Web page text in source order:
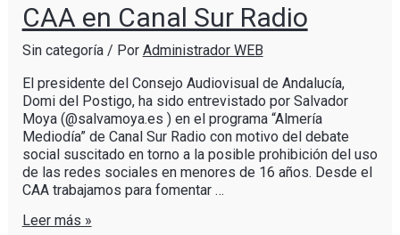
CAA en Canal Sur Radio
Sin categoría/ Por Administrador WEB
El presidente del Consejo Audiovisual de Andalucía,
Domi del Postigo, ha sido entrevistado por Salvador
Moya (@salvamoya.es ) en el programa “Almería
Mediodía” de Canal Sur Radio con motivo del debate
social suscitado en torno a la posible prohibición del uso
de las redes sociales en menores de 16 años. Desde el
CAA trabajamos para fomentar …
Leer más »